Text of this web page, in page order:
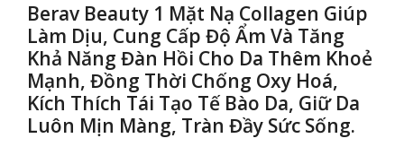
Berav Beauty 1 Mặt Nạ Collagen Giúp
Làm Dịu, Cung Cấp Độ Ẩm Và Tăng
Khả Năng Đàn Hồi Cho Da Thêm Khoẻ
Mạnh, Đồng Thời Chống Oxy Hoá,
Kích Thích Tái Tạo Tế Bào Da, Giữ Da
Luôn Mịn Màng, Tràn Đầy Sức Sống.